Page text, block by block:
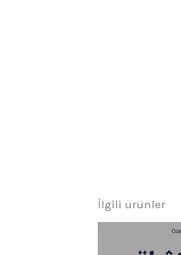
İlgili ürünler